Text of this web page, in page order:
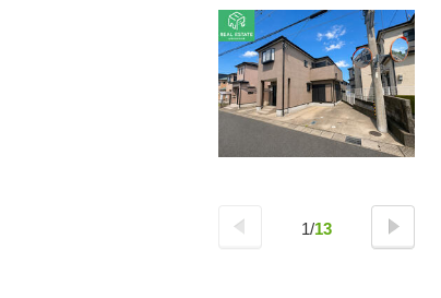
1/13